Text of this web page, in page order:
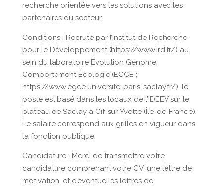
recherche orientée vers les solutions avec les
partenaires du secteur.
Conditions : Recruté par l’Institut de Recherche
pour le Développement (https://www.ird.fr/) au
sein du laboratoire Évolution Génome
Comportement Écologie (EGCE ;
https://www.egce.universite-paris-saclay.fr/), le
poste est basé dans les locaux de l’IDEEV sur le
plateau de Saclay à Gif-sur-Yvette (Île-de-France).
Le salaire correspond aux grilles en vigueur dans
la fonction publique.
Candidature : Merci de transmettre votre
candidature comprenant votre CV, une lettre de
motivation, et d’éventuelles lettres de